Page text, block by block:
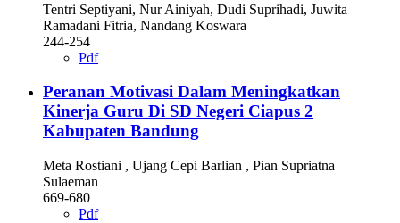
Tentri Septiyani, Nur Ainiyah, Dudi Suprihadi, Juwita
Ramadani Fitria, Nandang Koswara
244-254
Pdf
Peranan Motivasi Dalam Meningkatkan
Kinerja Guru Di SD Negeri Ciapus 2
Kabupaten Bandung
Meta Rostiani , Ujang Cepi Barlian , Pian Supriatna
Sulaeman
669-680
Pdf